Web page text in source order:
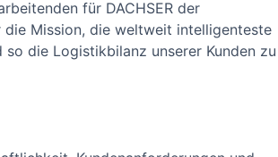
für DACHSER der
Mission, die weltweit intelligenteste
die Logistikbilanz unserer Kunden zu